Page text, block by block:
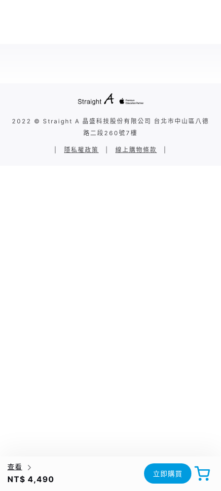
查看
NT$ 4,490
立即購買
2022 © Straight A 晶盛科技股份有限公司 台北市中山區八德
路二段260號7樓
隱私權政策 線上購物條款